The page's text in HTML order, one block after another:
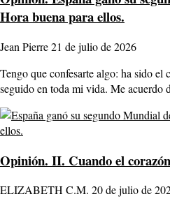
Hora buena para ellos.
Jean Pierre21 de julio de 2026
Tengo que confesarte algo: ha sido el
seguido en toda mi vida. Me
Opinión. II. Cuando el
ELIZABETH C.M. 20 de julio de